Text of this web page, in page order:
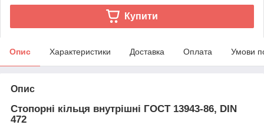
Купити
Опис Характеристики Доставка Оплата Умови
Опис
Стопорні кільця внутрішні ГОСТ 13943-86, DIN
472